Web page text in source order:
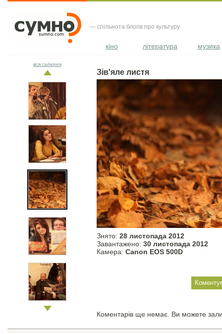
— спільнота блогів про культуру
кіно література музика
Зів'яле листя
Знято: 28 листопада 2012
Завантажено: 30 листопада 2012
Камера: Canon EOS 500D
Коментарів ще немає. Ви можете
вся галерея